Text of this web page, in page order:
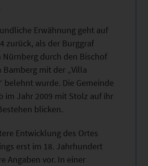
Erwähnung geht auf
zurück, als der Burggraf
Nürnberg durch den Bischof
mit der „Villa
belehnt wurde. Die Gemeinde
im Jahr 2009 mit Stolz auf ihr
blicken.
Entwicklung des Ortes
erst im 18. Jahrhundert
Angaben vor. In einer